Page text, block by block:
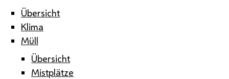
Übersicht
Klima
Müll
Übersicht
Mistplätze